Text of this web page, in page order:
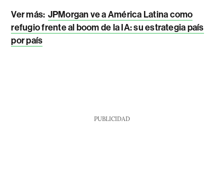
Ver más: JPMorgan ve a América Latina como
refugio frente al boom de la IA: su estrategia país
por país
PUBLICIDAD